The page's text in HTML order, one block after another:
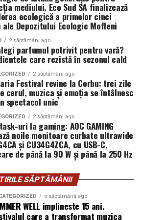
,Instagram,TikTok.
imaginea filmului. De sunet
de scenografie Anca
Francisca Vass.
un film produs de: CB MOTION
MAGNETIC MEDIA PRODUCTIONS
Boboc
Adela Mara
MEDIA
reală: cum se
pe mine, se decide totul. Un urs din
te învăluie. Perii lui se așază pe
dintre tine și el. Când îl strângi, ai
un nor ușor cam dezordonat, un nor
pe o canapea și a prins miros de
de parfum.
în schimb, te întâmpină cu o
Nu ai acele fire care se mișcă
unitară. Îmbrățișarea se simte
la început, ca o rochie de seară pe
de cald, doar că altfel.
mediului. Eco Sud SA finalizează
ecologică a primelor cinci
ale Depozitului Ecologic Mofleni
2 săptămâni ago
parfumul potrivit pentru vară?
care rezistă în sezonul cald
2 săptămâni ago
Festival revine la Corbu: trei zile
cerul, muzica și emoția se întâlnesc
spectacol unic
2 săptămâni ago
uri la gaming: AOC GAMING
noile monitoare curbate ultrawide
și CU34G4ZCA, cu USB-C,
de până la 90 W și până la 250 Hz
SĂPTĂMÂNII
o săptămână ago
WELL implineste 15 ani.
care a transformat muzica